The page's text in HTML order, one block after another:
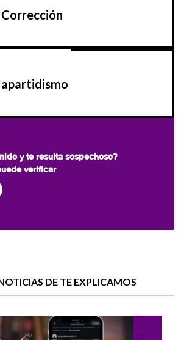
y te resulta sospechoso?
verificar
DE TE EXPLICAMOS